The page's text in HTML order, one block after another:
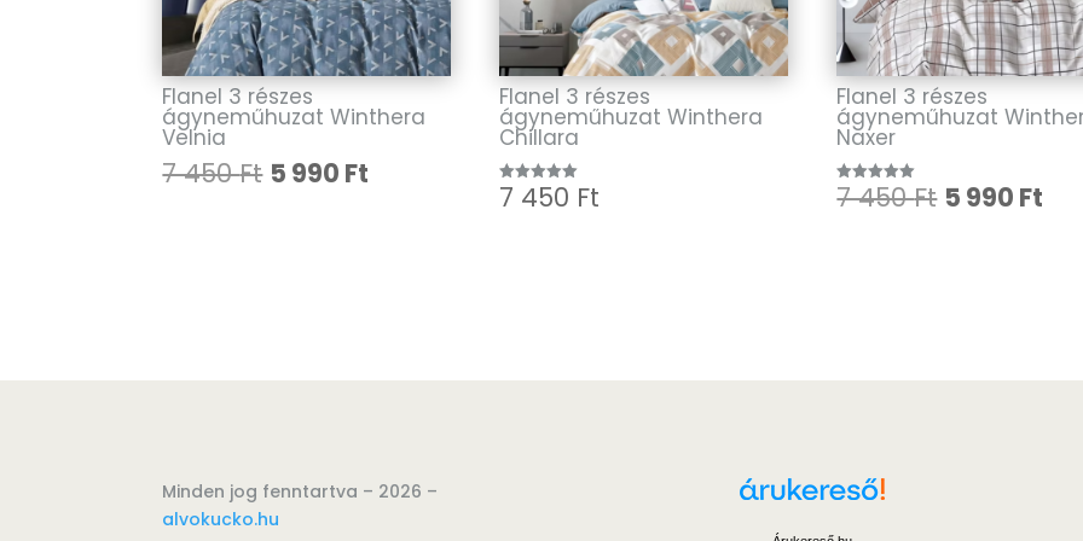
Flanel 3 részes
ágyneműhuzat Winthera
Velnia
7 450Ft Original
5 990 Ft
Flanel 3 részes
ágyneműhuzat Winthera
Chillara
Értékelés:
5.00
7 450 Ft
Flanel 3 részes
ágyneműhuzat
Naxer
Értékelés:
5.00
7 450Ft Original
5 990 Ft
Minden jog fenntartva – 2026 –
alvokucko.hu